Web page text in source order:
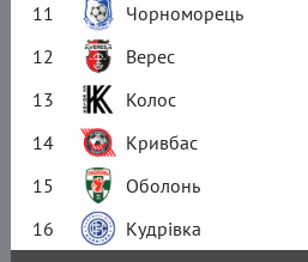
11
Чорноморець
12
Верес
13
Колос
14
Кривбас
15
Оболонь
16
Кудрівка